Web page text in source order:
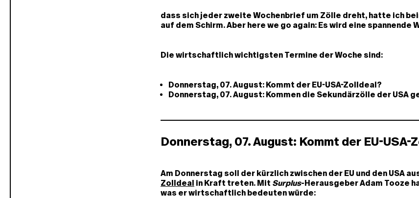
dass sich jeder zweite Wochenbrief um Zölle dreht, hatte ich
auf dem Schirm. Aber here we go again: Es wird eine spannende
Die wirtschaftlich wichtigsten Termine der Woche sind:
Donnerstag, 07. August: Kommt der EU-USA-Zolldeal?
Donnerstag, 07. August: Kommen die Sekundärzölle der USA
Donnerstag, 07. August: Kommt der EU-USA-
Am Donnerstag soll der kürzlich zwischen der EU und den USA
Zolldeal in Kraft treten. Mit Surplus-Herausgeber Adam Tooze
was er wirtschaftlich bedeuten würde: